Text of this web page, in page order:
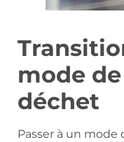
mode
déchet
Passer à un